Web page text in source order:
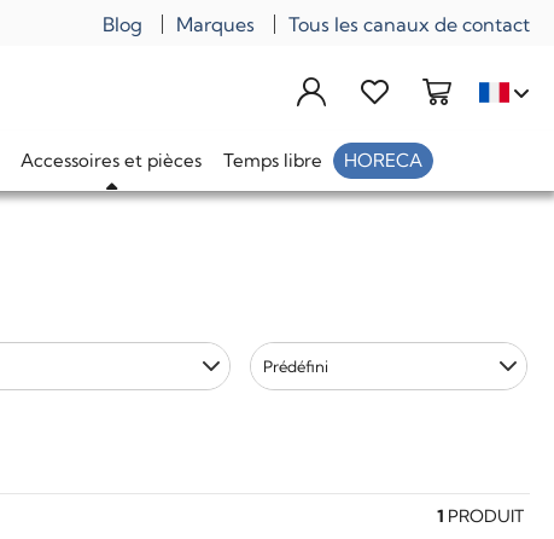
Blog Marques Tous les canaux de contact
Accessoires et pièces Temps libre HORECA
Prédéfini
1 PRODUIT